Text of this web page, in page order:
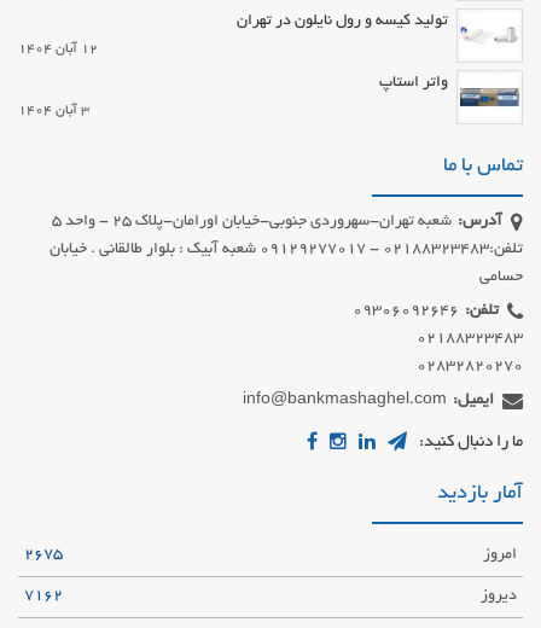
تولید کیسه و رول نایلون در تهران
12 آبان 1404
واتر استاپ
3 آبان 1404
تماس با ما
آدرس:
شعبه تهران-سهروردی جنوبی-خیابان اورامان-پلاک 25 - واحد 5
تلفن:02188323483 - 09129277017 شعبه آبیک : بلوار طالقانی . خیابان
حسامی
تلفن:
02832820270
ایمیل: info@bankmashaghel.com
ما را دنبال کنید:
آمار بازدید
امروز 2675
دیروز 7162